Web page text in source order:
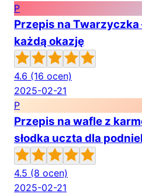
P
Przepis na Twarzyczka
każdą okazję
4.6 (16 ocen)
2025-02-21
P
Przepis na wafle z
słodka uczta dla
4.5 (8 ocen)
2025-02-21